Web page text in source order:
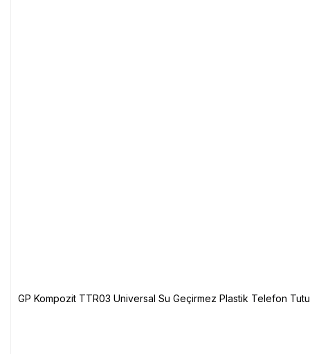
GP Kompozit TTR03 Universal Su Geçirmez Plastik Telefon